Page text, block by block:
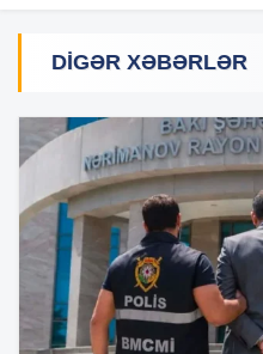
DIGƏR XƏBƏRLƏR